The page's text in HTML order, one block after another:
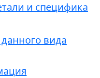
и специфика
вида